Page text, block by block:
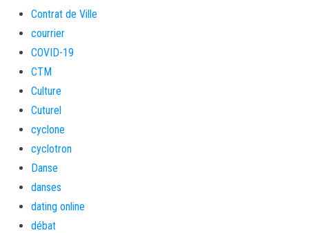
Contrat de Ville
courrier
COVID-19
CTM
Culture
Cuturel
cyclone
cyclotron
Danse
danses
dating online
débat